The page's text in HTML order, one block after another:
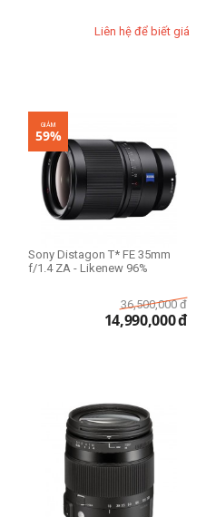
Liên hệ để biết giá
GIẢM
59%
Sony Distagon T* FE 35mm
f/1.4 ZA - Likenew 96%
36,500,000 đ
14,990,000đ